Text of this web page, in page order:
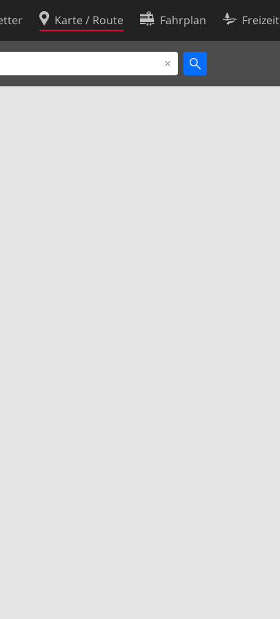
Karte / Route Fahrplan Freizeit
Cookie-Richtlinie
Cookie-Einstellungen